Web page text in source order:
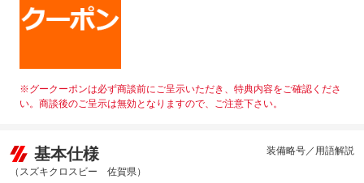
※グークーポンは必ず商談前にご呈示いただき、特典内容をご確認くださ
い。商談後のご呈示は無効となりますので、ご注意下さい。
基本仕様
（スズキクロスビー 佐賀県）
装備略号／用語解説